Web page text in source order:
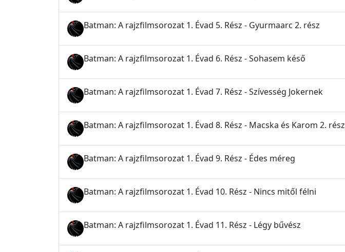
Batman: A rajzfilmsorozat 1. Évad 5. Rész - Gyurmaarc 2. rész
Batman: A rajzfilmsorozat 1. Évad 6. Rész - Sohasem késő
Batman: A rajzfilmsorozat 1. Évad 7. Rész - Szívesség Jokernek
Batman: A rajzfilmsorozat 1. Évad 8. Rész - Macska és Karom 2. rész
Batman: A rajzfilmsorozat 1. Évad 9. Rész - Édes méreg
Batman: A rajzfilmsorozat 1. Évad 10. Rész - Nincs mitől félni
Batman: A rajzfilmsorozat 1. Évad 11. Rész - Légy bűvész